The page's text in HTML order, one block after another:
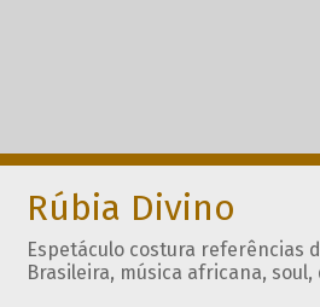
Rúbia Divino
Espetáculo costura referências
Brasileira, música africana, soul,